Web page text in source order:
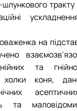
шлункового тракту
на
та
холки коня,
та